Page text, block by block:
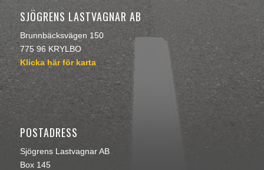
SJÖGRENS LASTVAGNAR AB
Brunnbäcksvägen 150
775 96 KRYLBO
Klicka här för karta
POSTADRESS
Sjögrens Lastvagnar AB
Box 145